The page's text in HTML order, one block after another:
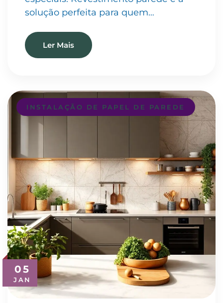
solução perfeita para quem…
Ler Mais
05
JAN
INSTALAÇÃO DE PAPEL DE PAREDE